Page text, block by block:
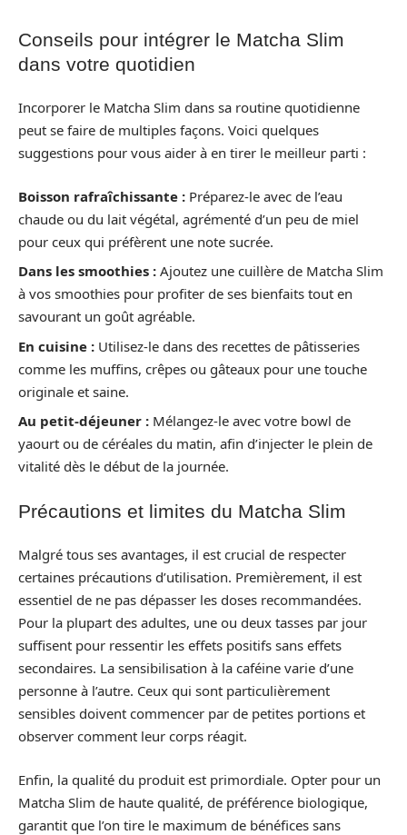
Conseils pour intégrer le Matcha Slim
dans votre quotidien
Incorporer le Matcha Slim dans sa routine quotidienne
peut se faire de multiples façons. Voici quelques
suggestions pour vous aider à en tirer le meilleur parti :
Boisson rafraîchissante : Préparez-le avec de l’eau
chaude ou du lait végétal, agrémenté d’un peu de miel
pour ceux qui préfèrent une note sucrée.
Dans les smoothies : Ajoutez une cuillère de Matcha Slim
à vos smoothies pour profiter de ses bienfaits tout en
savourant un goût agréable.
En cuisine : Utilisez-le dans des recettes de pâtisseries
comme les muffins, crêpes ou gâteaux pour une touche
originale et saine.
Au petit-déjeuner : Mélangez-le avec votre bowl de
yaourt ou de céréales du matin, afin d’injecter le plein de
vitalité dès le début de la journée.
Précautions et limites du Matcha Slim
Malgré tous ses avantages, il est crucial de respecter
certaines précautions d’utilisation. Premièrement, il est
essentiel de ne pas dépasser les doses recommandées.
Pour la plupart des adultes, une ou deux tasses par jour
suffisent pour ressentir les effets positifs sans effets
secondaires. La sensibilisation à la caféine varie d’une
personne à l’autre. Ceux qui sont particulièrement
sensibles doivent commencer par de petites portions et
observer comment leur corps réagit.
Enfin, la qualité du produit est primordiale. Opter pour un
Matcha Slim de haute qualité, de préférence biologique,
garantit que l’on tire le maximum de bénéfices sans